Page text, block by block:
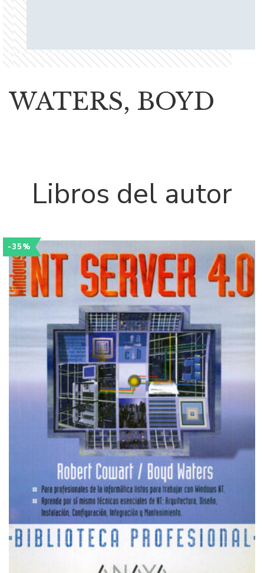
WATERS, BOYD
Libros del autor
-35%